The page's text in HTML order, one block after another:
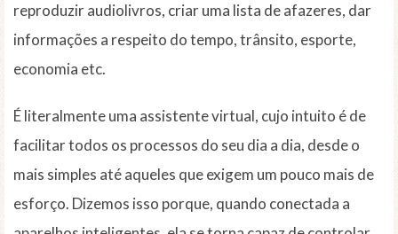
reproduzir audiolivros, criar uma lista de afazeres, dar
informações a respeito do tempo, trânsito, esporte,
economia etc.
É literalmente uma assistente virtual, cujo intuito é de
facilitar todos os processos do seu dia a dia, desde o
mais simples até aqueles que exigem um pouco mais de
esforço. Dizemos isso porque, quando conectada a